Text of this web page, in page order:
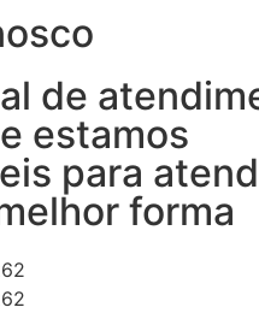
de
estamos
para
forma